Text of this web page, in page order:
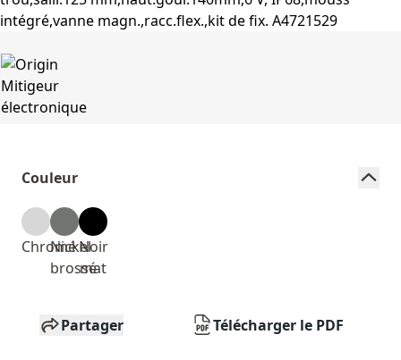
Couleur
Chromé
Nickel
brossé
Noir
mat
Partager Télécharger le PDF